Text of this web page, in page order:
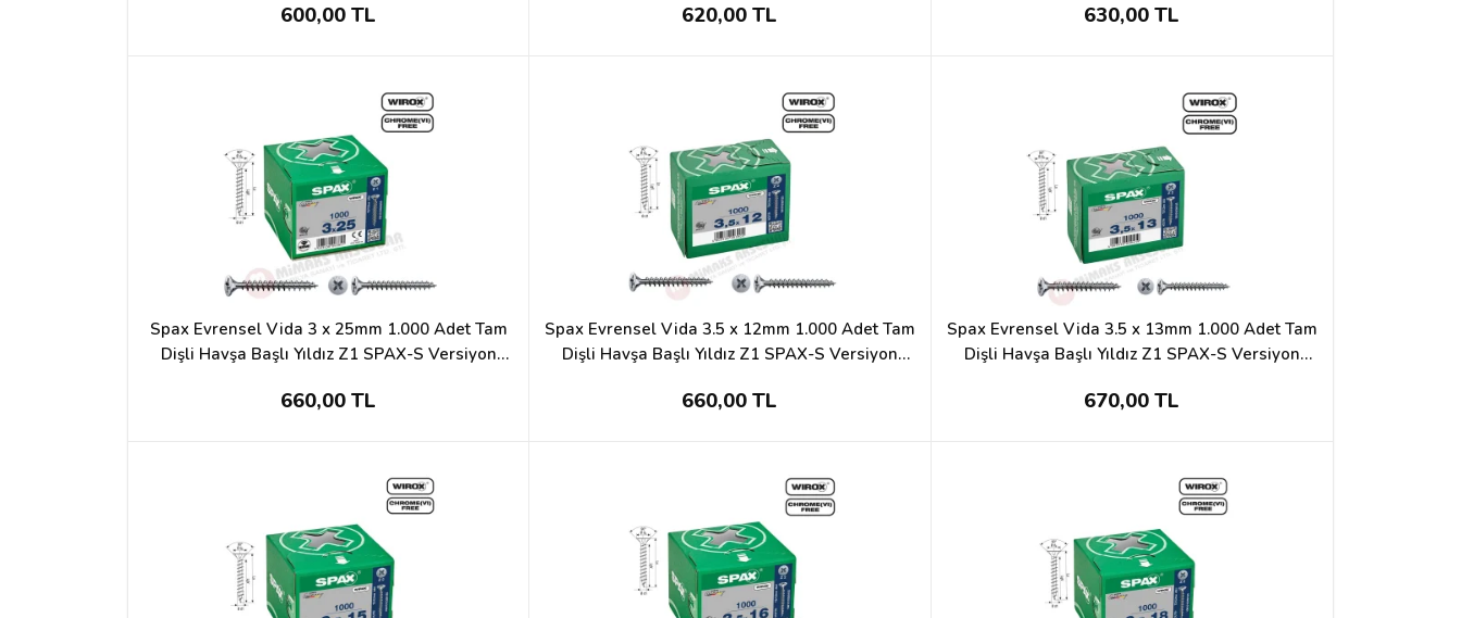
600,00 TL 620,00 TL 630,00 TL
Spax Evrensel Vida 3 x 25mm 1.000 Adet Tam
Dişli Havşa Başlı Yıldız Z1 SPAX-S Versiyon
660,00 TL
Spax Evrensel Vida 3.5 x 12mm 1.000 Adet Tam
Dişli Havşa Başlı Yıldız Z1 SPAX-S Versiyon
660,00 TL
Spax Evrensel Vida 3.5 x 13mm 1.000 Adet Tam
Dişli Havşa Başlı Yıldız Z1 SPAX-S Versiyon
670,00 TL